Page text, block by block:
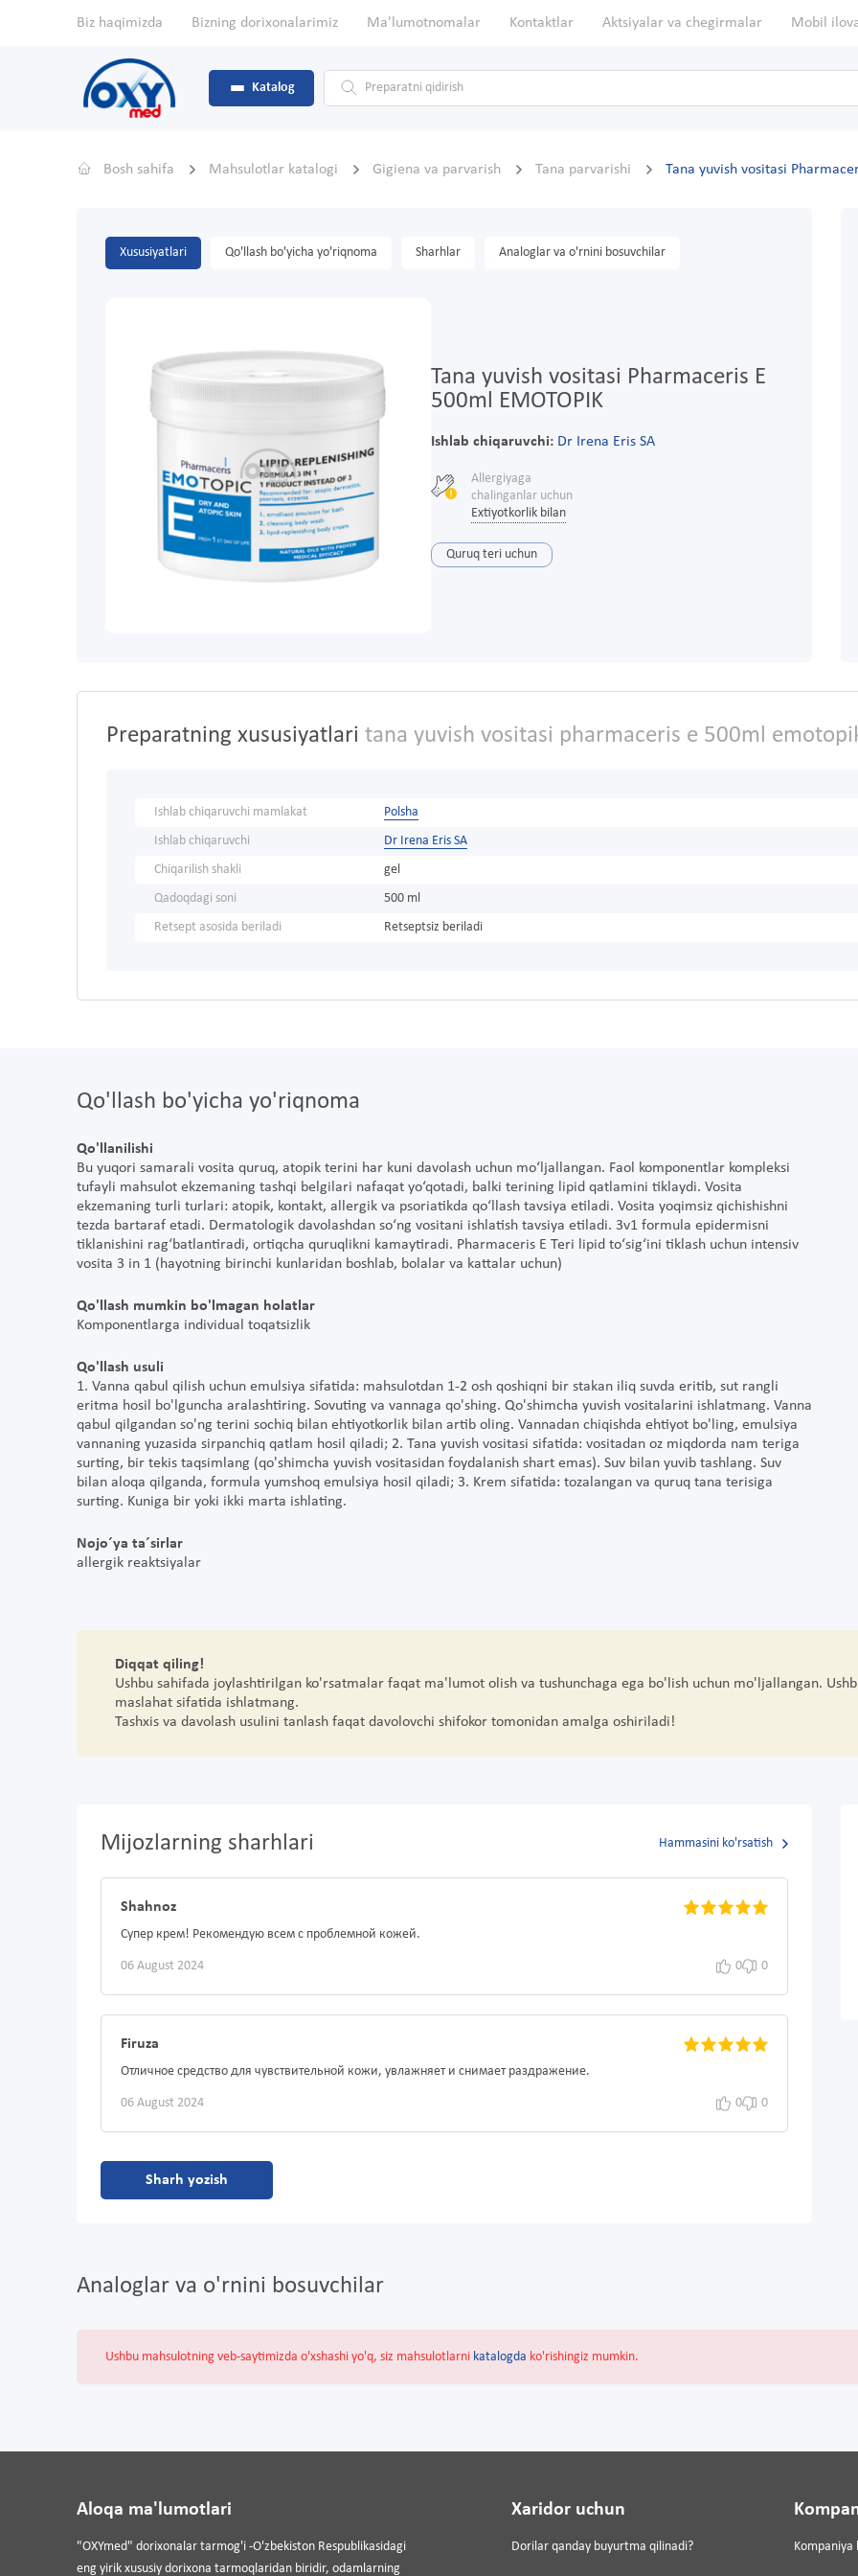
Biz haqimizda Bizning dorixonalarimiz Ma'lumotnomalar Kontaktlar Aktsiyalar va chegirmalar Mobil
Katalog
Bosh sahifa Mahsulotlar katalogi Gigiena va parvarish Tana parvarishi Tana yuvish vositasi
Xususiyatlari Qo'llash bo'yicha yo'riqnoma Sharhlar Analoglar va o'rnini bosuvchilar
Tana yuvish vositasi Pharmaceris E
500ml EMOTOPIK
Ishlab chiqaruvchi: Dr Irena Eris SA
Allergiyaga
chalinganlar uchun
Extiyotkorlik bilan
Quruq teri uchun
Preparatning xususiyatlari tana yuvish vositasi pharmaceris e 500ml
Ishlab chiqaruvchi mamlakat
Polsha
Ishlab chiqaruvchi
Dr Irena Eris SA
Chiqarilish shakli
gel
Qadoqdagi soni
500 ml
Retsept asosida beriladi
Retseptsiz beriladi
Qo'llash bo'yicha yo'riqnoma
Qo'llanilishi
Bu yuqori samarali vosita quruq, atopik terini har kuni davolash uchun mo‘ljallangan. Faol komponentlar kompleksi
tufayli mahsulot ekzemaning tashqi belgilari nafaqat yo‘qotadi, balki terining lipid qatlamini tiklaydi. Vosita
ekzemaning turli turlari: atopik, kontakt, allergik va psoriatikda qo‘llash tavsiya etiladi. Vosita yoqimsiz qichishishni
tezda bartaraf etadi. Dermatologik davolashdan so‘ng vositani ishlatish tavsiya etiladi. 3v1 formula epidermisni
tiklanishini rag‘batlantiradi, ortiqcha quruqlikni kamaytiradi. Pharmaceris E Teri lipid to‘sig‘ini tiklash uchun intensiv
vosita 3 in 1 (hayotning birinchi kunlaridan boshlab, bolalar va kattalar uchun)
Qo'llash mumkin bo'lmagan holatlar
Komponentlarga individual toqatsizlik
Qo'llash usuli
1. Vanna qabul qilish uchun emulsiya sifatida: mahsulotdan 1-2 osh qoshiqni bir stakan iliq suvda eritib, sut rangli
eritma hosil bo'lguncha aralashtiring. Sovuting va vannaga qo'shing. Qo'shimcha yuvish vositalarini ishlatmang. Vanna
qabul qilgandan so'ng terini sochiq bilan ehtiyotkorlik bilan artib oling. Vannadan chiqishda ehtiyot bo'ling, emulsiya
vannaning yuzasida sirpanchiq qatlam hosil qiladi; 2. Tana yuvish vositasi sifatida: vositadan oz miqdorda nam teriga
surting, bir tekis taqsimlang (qo'shimcha yuvish vositasidan foydalanish shart emas). Suv bilan yuvib tashlang. Suv
bilan aloqa qilganda, formula yumshoq emulsiya hosil qiladi; 3. Krem sifatida: tozalangan va quruq tana terisiga
surting. Kuniga bir yoki ikki marta ishlating.
Nojo´ya ta´sirlar
allergik reaktsiyalar
Diqqat qiling!
Ushbu sahifada joylashtirilgan ko'rsatmalar faqat ma'lumot olish va tushunchaga ega bo'lish uchun mo'ljallangan.
maslahat sifatida ishlatmang.
Tashxis va davolash usulini tanlash faqat davolovchi shifokor tomonidan amalga oshiriladi!
Mijozlarning sharhlari Hammasini ko'rsatish
Shahnoz
Супер крем! Рекомендую всем с проблемной кожей.
06 August 2024 0 0
Firuza
Отличное средство для чувствительной кожи, увлажняет и снимает раздражение.
06 August 2024 0 0
Sharh yozish
Analoglar va o'rnini bosuvchilar
Ushbu mahsulotning veb-saytimizda o'xshashi yo'q, siz mahsulotlarni katalogda ko'rishingiz mumkin.
Aloqa ma'lumotlari
"OXYmed" dorixonalar tarmog'i -O'zbekiston Respublikasidagi
eng yirik xususiy dorixona tarmoqlaridan biridir, odamlarning
Xaridor uchun
Dorilar qanday buyurtma qilinadi? Kompaniya